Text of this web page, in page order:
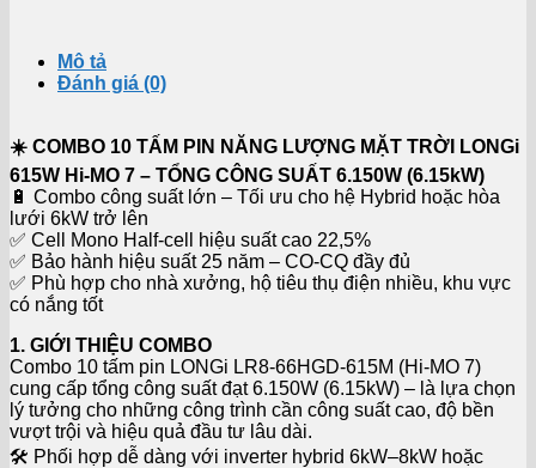
Mô tả
Đánh giá (0)
☀️ COMBO 10 TẤM PIN NĂNG LƯỢNG MẶT TRỜI LONGi
615W Hi-MO 7 – TỔNG CÔNG SUẤT 6.150W (6.15kW)
🔋 Combo công suất lớn – Tối ưu cho hệ Hybrid hoặc hòa
lưới 6kW trở lên
✅ Cell Mono Half-cell hiệu suất cao 22,5%
✅ Bảo hành hiệu suất 25 năm – CO-CQ đầy đủ
✅ Phù hợp cho nhà xưởng, hộ tiêu thụ điện nhiều, khu vực
có nắng tốt
1. GIỚI THIỆU COMBO
Combo 10 tấm pin LONGi LR8-66HGD-615M (Hi-MO 7)
cung cấp tổng công suất đạt 6.150W (6.15kW) – là lựa chọn
lý tưởng cho những công trình cần công suất cao, độ bền
vượt trội và hiệu quả đầu tư lâu dài.
🛠️ Phối hợp dễ dàng với inverter hybrid 6kW–8kW hoặc